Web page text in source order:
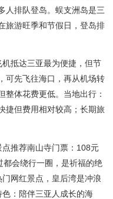
人排队登岛。蜈支洲岛是三
旅游旺季和节假日，登岛排
抵达三亚最为便捷，但节
可先飞往海口，再从机场转
整体花费更低。当地出行：
捷但费用相对较高；长期旅
推荐南山寺门票：108元
会绕行一圈，是祈福的绝
网红景点，皇后湾是冲浪
：陪伴三亚人成长的海